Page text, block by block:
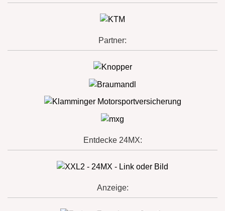
Partner:
Entdecke 24MX:
Anzeige: